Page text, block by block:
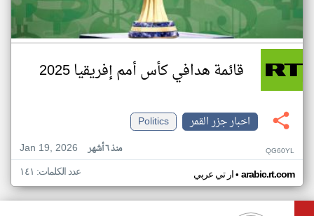
قائمة هدافي كأس أمم إفريقيا 2025
اخبار جزر القمر
Politics
Jan 19, 2026
منذ ٦ أشهر QG60YL
ار تي عربي• arabic.rt.com عدد الكلمات: ١٤١